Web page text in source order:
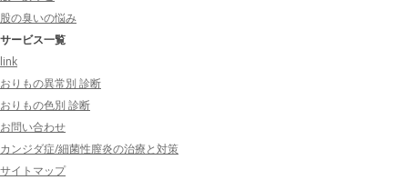
股の臭いの悩み
サービス一覧
link
おりもの異常別 診断
おりもの色別 診断
お問い合わせ
カンジダ症/細菌性膣炎の治療と対策
サイトマップ